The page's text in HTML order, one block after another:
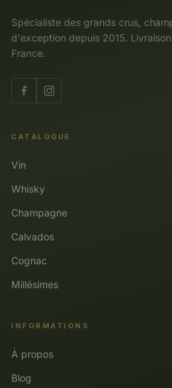
Spécialiste des grands crus,
d'exception depuis 2015.
France.
CATALOGUE
Vin
Whisky
Champagne
Calvados
Cognac
Millésimes
INFORMATIONS
À propos
Blog